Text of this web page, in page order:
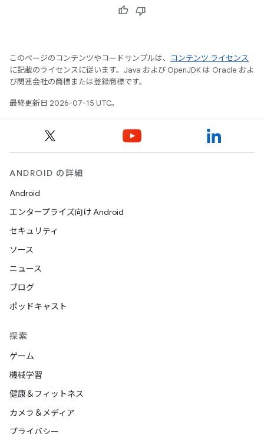
このページのコンテンツやコードサンプルは、
コンテンツ ライセンス
に記載のライセンスに従います。Java および OpenJDK は Oracle およ
び関連会社の商標または登録商標です。
最終更新日 2026-07-15 UTC。
ANDROID の詳細
Android
エンタープライズ向け Android
セキュリティ
ソース
ニュース
ブログ
ポッドキャスト
探索
ゲーム
機械学習
健康＆フィットネス
カメラ＆メディア
プライバシー